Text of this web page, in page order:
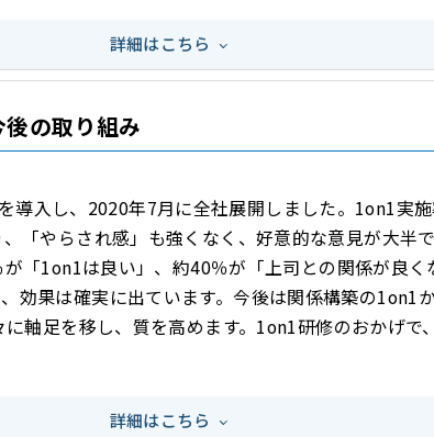
詳細はこちら
の取り組み
導入し、2020年7月に全社展開しました。1on1実
「やらされ感」も強くなく、好意的な意見が大半
「1on1は良い」、約40％が「上司との関係が良く
効果は確実に出ています。今後は関係構築の1on1
軸足を移し、質を高めます。1on1研修のおかげで
詳細はこちら